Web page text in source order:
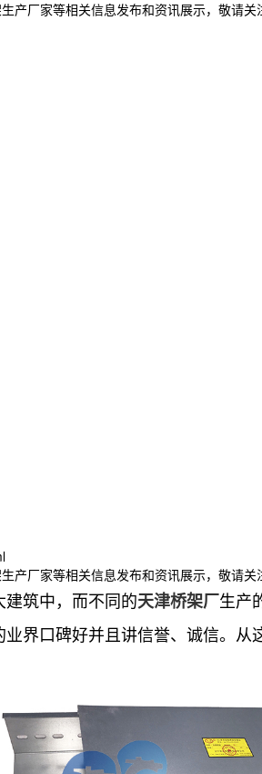
产厂家等相关信息发布和资讯展示，敬请关
产厂家等相关信息发布和资讯展示，敬请关
筑中，而不同的天津桥架厂生产
界口碑好并且讲信誉、诚信。从